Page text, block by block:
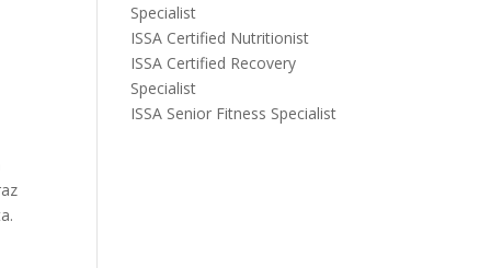
Specialist
ISSA Certified Nutritionist
ISSA Certified Recovery
Specialist
ISSA Senior Fitness Specialist